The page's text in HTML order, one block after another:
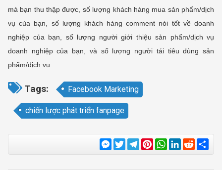
mà bạn thu thập được, số lượng khách hàng mua sản phẩm/dịch
vụ của bạn, số lượng khách hàng comment nói tốt về doanh
nghiệp của bạn, số lượng người giới thiệu sản phẩm/dịch vụ
doanh nghiệp của bạn, và số lượng người tái tiêu dùng sản
phẩm/dịch vụ
Tags: Facebook Marketing
chiến lược phát triển fanpage
Messenger
TwitterTelegram
Pinterest
WhatsApp
LinkedIn
Reddit